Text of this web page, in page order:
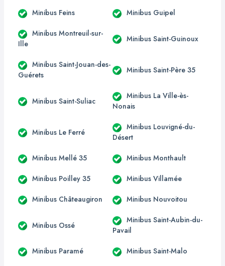
Minibus Feins Minibus Guipel
Minibus Montreuil-sur-
Ille
Minibus Saint-Guinoux
Minibus Saint-Jouan-des-
Guérets
Minibus Saint-Père 35
Minibus Saint-Suliac
Minibus La Ville-ès-
Nonais
Minibus Le Ferré
Minibus Louvigné-du-
Désert
Minibus Mellé 35 Minibus Monthault
Minibus Poilley 35 Minibus Villamée
Minibus Châteaugiron Minibus Nouvoitou
Minibus Ossé
Minibus Saint-Aubin-du-
Pavail
Minibus Paramé Minibus Saint-Malo